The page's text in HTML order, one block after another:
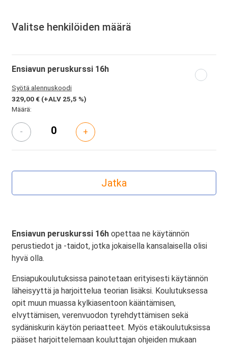
Valitse henkilöiden määrä
Ensiavun peruskurssi 16h
Syötä alennuskoodi
329,00 € (+ALV 25,5 %)
Määrä:
- +
Ensiavun peruskurssi 16h opettaa ne käytännön
perustiedot ja -taidot, jotka jokaisella kansalaisella olisi
hyvä olla.
Ensiapukoulutuksissa painotetaan erityisesti käytännön
läheisyyttä ja harjoittelua teorian lisäksi. Koulutuksessa
opit muun muassa kylkiasentoon kääntämisen,
elvyttämisen, verenvuodon tyrehdyttämisen sekä
sydäniskurin käytön periaatteet. Myös etäkoulutuksissa
pääset harjoittelemaan kouluttajan ohjeiden mukaan